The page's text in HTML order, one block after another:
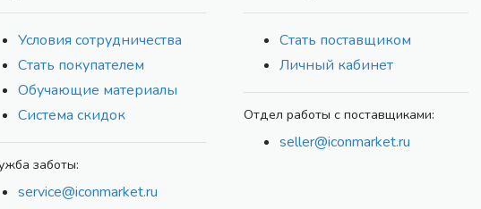
Условия сотрудничества
Стать покупателем
Обучающие материалы
Система скидок
заботы:
service@iconmarket.ru
Стать поставщиком
Личный кабинет
Отдел работы с поставщиками:
seller@iconmarket.ru